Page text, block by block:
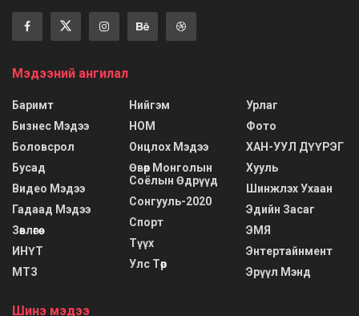
Мэдээний ангилал
Баримт
Бизнес Мэдээ
Боловсрол
Бусад
Видео Мэдээ
Гадаад Мэдээ
Зөвлөгөө
ИНҮТ
МТЗ
Нийгэм
НОМ
Онцлох Мэдээ
Өвөр Монголын
Соёлын Өдрүүд
Сонгууль-2020
Спорт
Түүх
Улс Төр
Урлаг
Фото
ХАН-УУЛ ДҮҮРЭГ
Хууль
Шинжлэх Ухаан
Эдийн Засаг
ЭМЯ
Энтертайнмент
Эрүүл Мэнд
Шинэ мэдээ